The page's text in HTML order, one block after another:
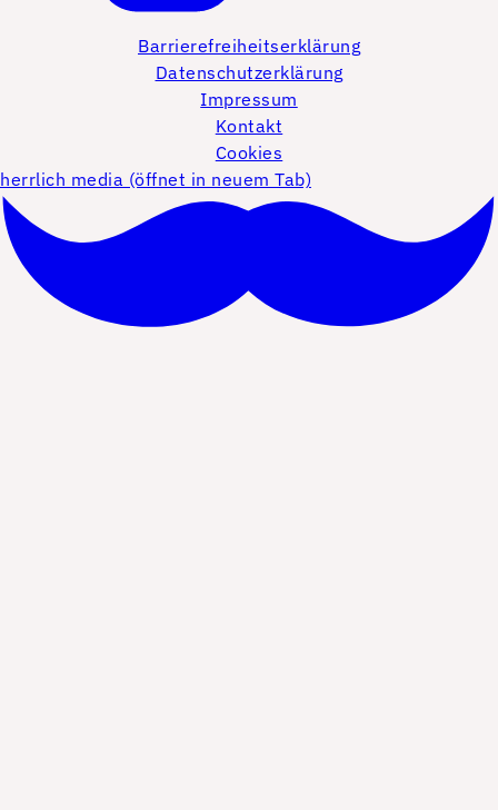
Barrierefreiheitserklärung
Datenschutzerklärung
Impressum
Kontakt
Cookies
herrlich media (öffnet in neuem Tab)